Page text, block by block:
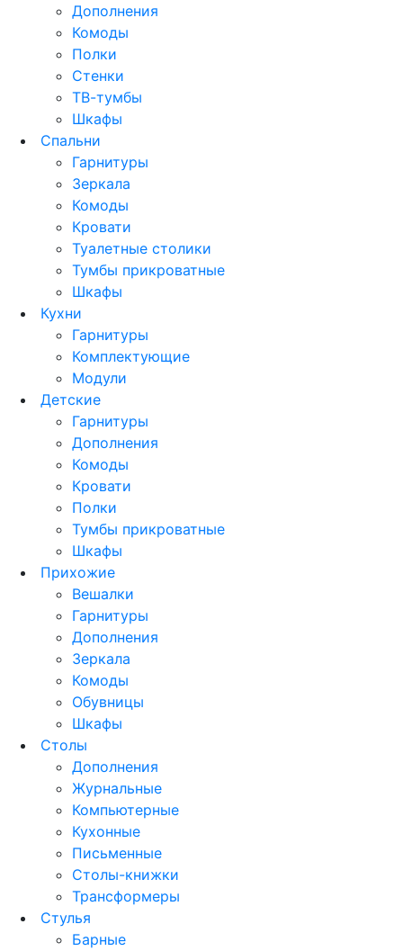
Дополнения
Комоды
Полки
Стенки
ТВ-тумбы
Шкафы
Спальни
Гарнитуры
Зеркала
Комоды
Кровати
Туалетные столики
Тумбы прикроватные
Шкафы
Кухни
Гарнитуры
Комплектующие
Модули
Детские
Гарнитуры
Дополнения
Комоды
Кровати
Полки
Тумбы прикроватные
Шкафы
Прихожие
Вешалки
Гарнитуры
Дополнения
Зеркала
Комоды
Обувницы
Шкафы
Столы
Дополнения
Журнальные
Компьютерные
Кухонные
Письменные
Столы-книжки
Трансформеры
Стулья
Барные